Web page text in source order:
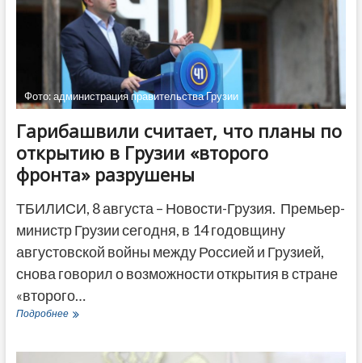
о
войне
2008
года
—
Страсбургский
суд
Фото: администрация правительства Грузии
Гарибашвили считает, что планы по
открытию в Грузии «второго
фронта» разрушены
ТБИЛИСИ, 8 августа – Новости-Грузия. Премьер-
министр Грузии сегодня, в 14 годовщину
августовской войны между Россией и Грузией,
снова говорил о возможности открытия в стране
«второго…
ПодробнееГарибашвили
планы